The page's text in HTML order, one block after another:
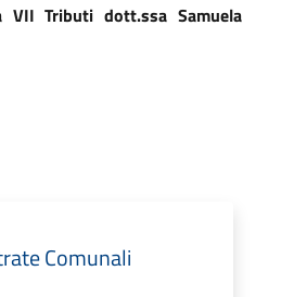
VII Tributi dott.ssa Samuela
Comunali